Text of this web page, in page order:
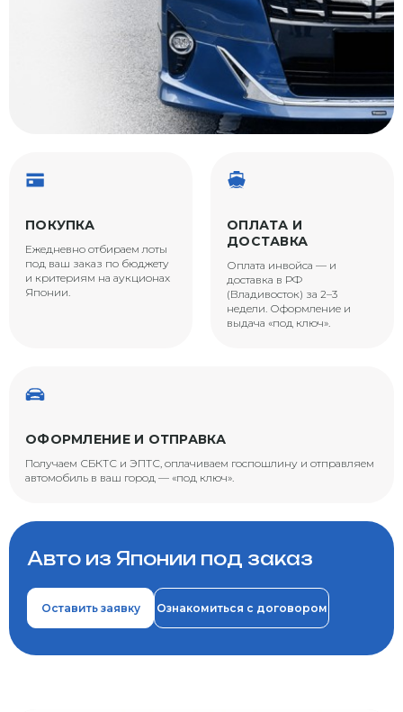
ПОКУПКА
Ежедневно отбираем лоты
под ваш заказ по бюджету
и критериям на аукционах
Японии.
ОПЛАТА И
ДОСТАВКА
Оплата инвойса — и
доставка в РФ
(Владивосток) за 2–3
недели. Оформление и
выдача «под ключ».
ОФОРМЛЕНИЕ И ОТПРАВКА
Получаем СБКТС и ЭПТС, оплачиваем госпошлину и отправляем
автомобиль в ваш город — «под ключ».
Авто из Японии под заказ
Оставить заявку Ознакомиться с договором